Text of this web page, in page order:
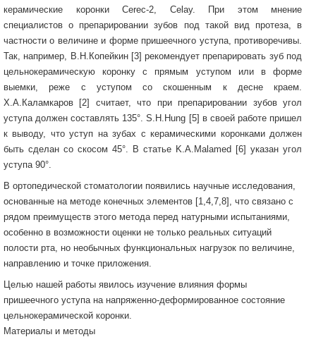
керамические коронки Cerec-2, Celay. При этом мнение
специалистов о препарировании зубов под такой вид протеза, в
частности о величине и форме пришеечного уступа, противоречивы.
Так, например, В.Н.Копейкин [3] рекомендует препарировать зуб под
цельнокерамическую коронку с прямым уступом или в форме
выемки, реже с уступом со скошенным к десне краем.
Х.А.Каламкаров [2] считает, что при препарировании зубов угол
уступа должен составлять 135°. S.H.Hung [5] в своей работе пришел
к выводу, что уступ на зубах с керамическими коронками должен
быть сделан со скосом 45°. В статье K.A.Malamed [6] указан угол
уступа 90°.
В ортопедической стоматологии появились научные исследования,
основанные на методе конечных элементов [1,4,7,8], что связано с
рядом преимуществ этого метода перед натурными испытаниями,
особенно в возможности оценки не только реальных ситуаций
полости рта, но необычных функциональных нагрузок по величине,
направлению и точке приложения.
Целью нашей работы явилось изучение влияния формы
пришеечного уступа на напряженно-деформированное состояние
цельнокерамической коронки.
Материалы и методы